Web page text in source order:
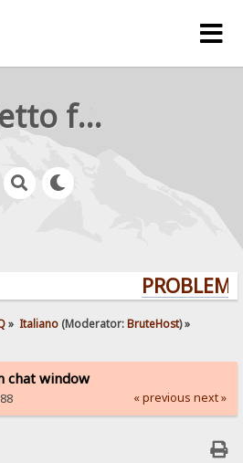
rejetto forum
» Italiano (Moderator:BruteHost) »
chat window
« previous next »